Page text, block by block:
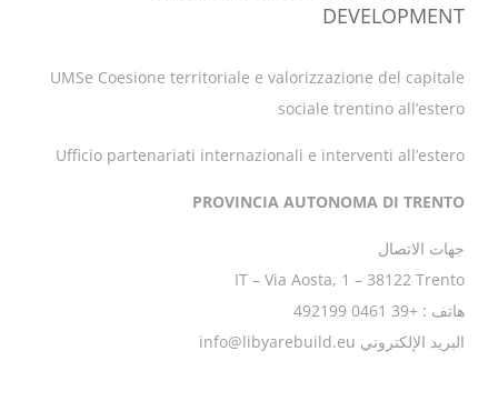
DEVELOPMENT
UMSe Coesione territoriale e valorizzazione del capitale
sociale trentino all’estero
Ufficio partenariati internazionali e interventi all’estero
PROVINCIA AUTONOMA DI TRENTO
جهات الاتصال
IT – Via Aosta, 1 – 38122 Trento
هاتف : +39 0461 492199
البريد الإلكتروني info@libyarebuild.eu